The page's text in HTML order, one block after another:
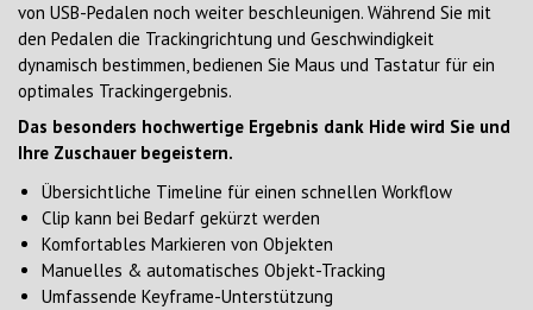
von USB-Pedalen noch weiter beschleunigen. Während Sie mit
den Pedalen die Trackingrichtung und Geschwindigkeit
dynamisch bestimmen, bedienen Sie Maus und Tastatur für ein
optimales Trackingergebnis.
Das besonders hochwertige Ergebnis dank Hide wird Sie und
Ihre Zuschauer begeistern.
Übersichtliche Timeline für einen schnellen Workflow
Clip kann bei Bedarf gekürzt werden
Komfortables Markieren von Objekten
Manuelles & automatisches Objekt-Tracking
Umfassende Keyframe-Unterstützung